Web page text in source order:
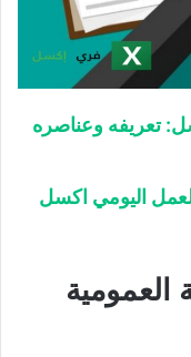
تعريفه وعناصره
اليومي اكسل
العمومية